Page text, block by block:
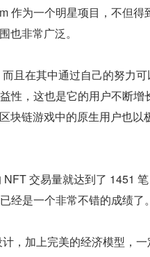
作为一个明星项目，不但得
也非常广泛。
且在其中通过自己的努力
性，这也是它的用户不断增
块链游戏中的原生用户也以
交易量就达到了 1451
经是一个非常不错的成绩了。
，加上完美的经济模型，一